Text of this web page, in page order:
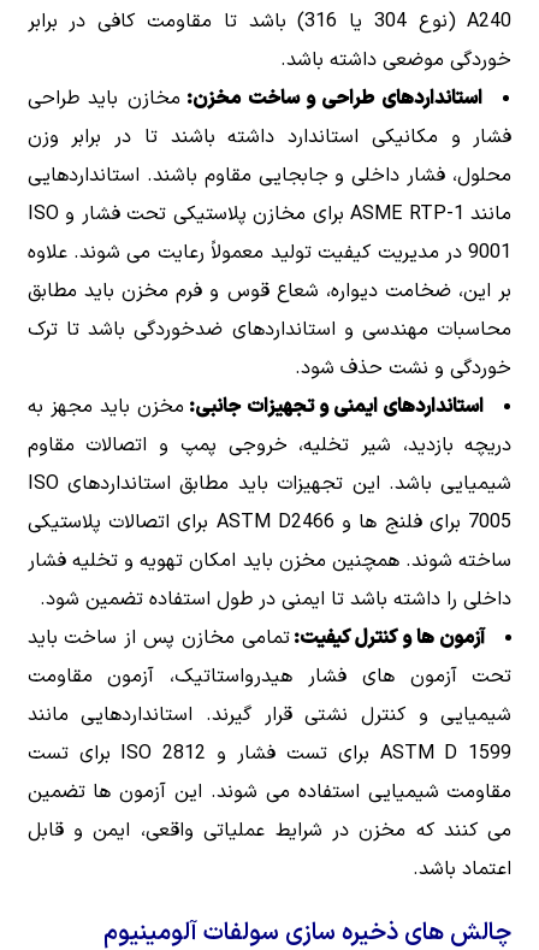
A240 (نوع 304 یا 316) باشد تا مقاومت کافی در برابر
خوردگی موضعی داشته باشد.
استانداردهای طراحی و ساخت مخزن: مخازن باید طراحی
فشار و مکانیکی استاندارد داشته باشند تا در برابر وزن
محلول، فشار داخلی و جابجایی مقاوم باشند. استانداردهایی
مانند ASME RTP-1 برای مخازن پلاستیکی تحت فشار و ISO
9001 در مدیریت کیفیت تولید معمولاً رعایت می شوند. علاوه
بر این، ضخامت دیواره، شعاع قوس و فرم مخزن باید مطابق
محاسبات مهندسی و استانداردهای ضدخوردگی باشد تا ترک
خوردگی و نشت حذف شود.
استانداردهای ایمنی و تجهیزات جانبی: مخزن باید مجهز به
دریچه بازدید، شیر تخلیه، خروجی پمپ و اتصالات مقاوم
شیمیایی باشد. این تجهیزات باید مطابق استانداردهای ISO
7005 برای فلنج ها و ASTM D2466 برای اتصالات پلاستیکی
ساخته شوند. همچنین مخزن باید امکان تهویه و تخلیه فشار
داخلی را داشته باشد تا ایمنی در طول استفاده تضمین شود.
آزمون ها و کنترل کیفیت:تمامی مخازن پس از ساخت باید
تحت آزمون های فشار هیدرواستاتیک، آزمون مقاومت
شیمیایی و کنترل نشتی قرار گیرند. استانداردهایی مانند
ASTM D 1599 برای تست فشار و ISO 2812 برای تست
مقاومت شیمیایی استفاده می شوند. این آزمون ها تضمین
می کنند که مخزن در شرایط عملیاتی واقعی، ایمن و قابل
اعتماد باشد.
چالش های ذخیره سازی سولفات آلومینیوم